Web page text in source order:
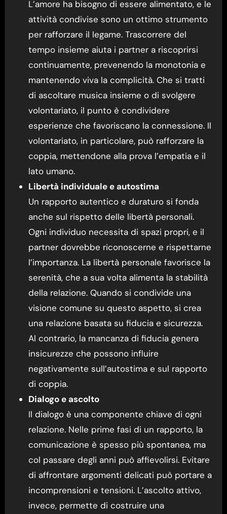
L’amore ha bisogno di essere alimentato, e le
attività condivise sono un ottimo strumento
per rafforzare il legame. Trascorrere del
tempo insieme aiuta i partner a riscoprirsi
continuamente, prevenendo la monotonia e
mantenendo viva la complicità. Che si tratti
di ascoltare musica insieme o di svolgere
volontariato, il punto è condividere
esperienze che favoriscano la connessione. Il
volontariato, in particolare, può rafforzare la
coppia, mettendone alla prova l’empatia e il
lato umano.
Libertà individuale e autostima
Un rapporto autentico e duraturo si fonda
anche sul rispetto delle libertà personali.
Ogni individuo necessita di spazi propri, e il
partner dovrebbe riconoscerne e rispettarne
l’importanza. La libertà personale favorisce la
serenità, che a sua volta alimenta la stabilità
della relazione. Quando si condivide una
visione comune su questo aspetto, si crea
una relazione basata su fiducia e sicurezza.
Al contrario, la mancanza di fiducia genera
insicurezze che possono influire
negativamente sull’autostima e sul rapporto
di coppia.
Dialogo e ascolto
Il dialogo è una componente chiave di ogni
relazione. Nelle prime fasi di un rapporto, la
comunicazione è spesso più spontanea, ma
col passare degli anni può affievolirsi. Evitare
di affrontare argomenti delicati può portare a
incomprensioni e tensioni. L’ascolto attivo,
invece, permette di costruire una